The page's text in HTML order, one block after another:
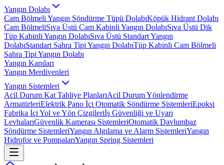
Yangın Dolabı
Cam Bölmeli Yangın Söndürme Tüpü DolabıKöpük Hidrant Dolabı
Cam BölmeliSıva Üstü Cam Kabinli Yangın DolabıSıva Üstü Dik
Tüp Kabinli Yangın DolabıSıva Üstü Standart Yangın
DolabıStandart Sahra Tipi Yangın DolabıTüp Kabinli Cam Bölmeli
Sahra Tipi Yangın Dolabı
Yangın Kapıları
Yangın Merdivenleri
Yangın Sistemleri
Acil Durum Kat Tahliye PlanlarıAcil Durum Yönlendirme
ArmatürleriElektrik Pano İçi Otomatik Söndürme SistemleriEpoksi
Fabrika İçi Yol ve Yön Çizgileriİş Güvenliği ve Uyarı
LevhalarıGüvenlik Kamerası SistemleriOtomatik Davlumbaz
Söndürme SistemleriYangın Algılama ve Alarm SistemleriYangın
Hidrofor ve PompalarıYangın Spring Sistemleri